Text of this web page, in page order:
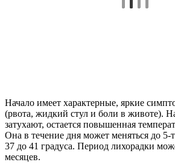
Начало имеет характерные, яркие
(рвота, жидкий стул и боли в животе).
затухают, остается повышенная
Она в течение дня может меняться до 5-
37 до 41 градуса. Период лихорадки
месяцев.